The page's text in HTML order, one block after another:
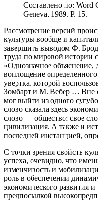
Составлено по: Word
Geneva, 1989. P. 15.
Рассмотрение версий
культуры вообще и
завершить выводом Ф.
труда по мировой истории
«Однозначное объяснение,
воплощение
увертка, которой
Зомбарт и М. Вебер … Вне
мог выйти из одного
слово сказала здесь
слово — общество; свое
цивилизация. А также и
последней инстанцией,
С точки зрения свойств
успеха, очевидно, что
изменчивость и
роль в обеспечении
экономического развития
предпосылкой